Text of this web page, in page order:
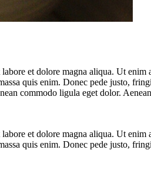
et dolore magna aliqua. Ut
quis enim. Donec pede justo,
commodo ligula eget dolor.
et dolore magna aliqua. Ut
quis enim. Donec pede justo,